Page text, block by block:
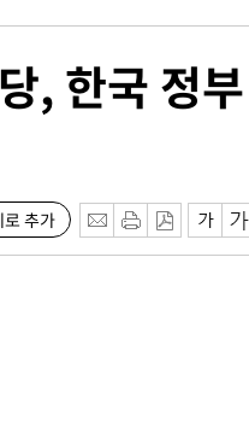
, 한국 정부
추가